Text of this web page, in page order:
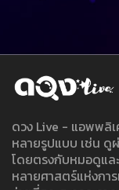
ดวง Live - แอพพลิ
หลายรูปแบบ เช่น ดู
โดยตรงกับหมอดูแ
หลายศาสตร์แห่งกา